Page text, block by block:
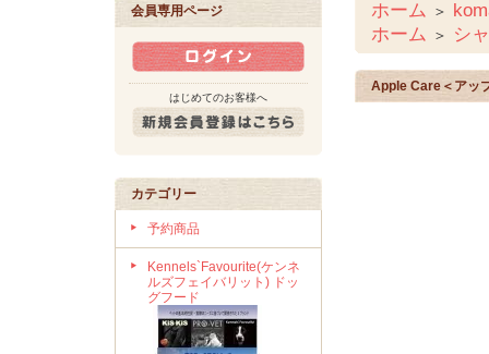
会員専用ページ
はじめてのお客様へ
カテゴリー
予約商品
Kennels`Favourite(ケンネ
ルズフェイバリット) ドッ
グフード
ホーム ＞
ホーム ＞ シ
Apple Care＜アッ